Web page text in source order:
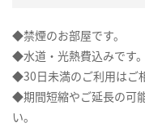
◆禁煙のお部屋です。
◆水道・光熱費込みです。
◆30日未満のご利用はご
◆期間短縮やご延長の可
い。